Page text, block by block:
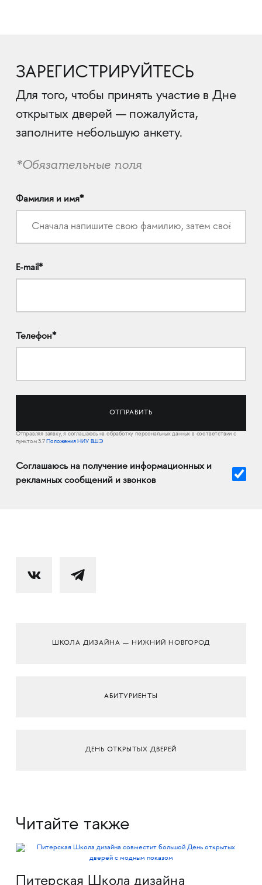
ЗАРЕГИСТРИРУЙТЕСЬ
Для того, чтобы принять участие в Дне
открытых дверей — пожалуйста,
заполните небольшую анкету.
*Обязательные поля
Фамилия и имя*
E-mail*
Телефон*
Отправляя заявку, я соглашаюсь на обработку персональных данных в соответствии с
пунктом 3.7
Положения НИУ ВШЭ
Соглашаюсь на получение информационных и
рекламных сообщений и звонков
ШКОЛА ДИЗАЙНА — НИЖНИЙ НОВГОРОД
АБИТУРИЕНТЫ
ДЕНЬ ОТКРЫТЫХ ДВЕРЕЙ
Читайте также
Питерская Школа дизайна